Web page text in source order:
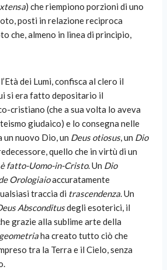
) che riempiono porzioni di uno
posti in relazione reciproca
che, almeno in linea di principio,
l’Età dei Lumi, confisca al clero il
si era fatto depositario il
cristiano (che a sua volta lo aveva
giudaico) e lo consegna nelle
un nuovo Dio, un Deus otiosus, un Dio
quello che in virtù di un
fatto-Uomo-in-Cristo. Un Dio
Orologiaioaccuratamente
traccia di trascendenza. Un
Absconditusdegli esoterici, il
grazie alla sublime arte della
geometriaha creato tutto ciò che
tra la Terra e il Cielo, senza